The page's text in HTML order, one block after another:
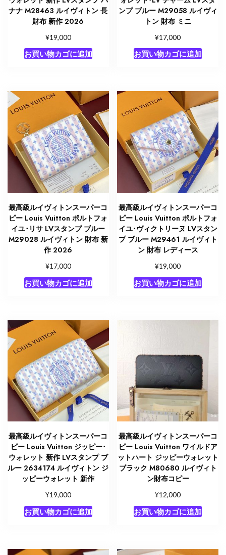
ナナ M28463 ルイヴィトン 長
財布 新作 2026
¥19,000
お買い物カゴに追加
ンプ ブルー M29058 ルイヴィ
トン 財布 ミニ
¥17,000
お買い物カゴに追加
最高級ルイヴィトンスーパーコ
ピー Louis Vuitton ポルトフォ
イユ･リサ LVスタンプ ブルー
M29028 ルイヴィトン 財布 新
作 2026
¥17,000
お買い物カゴに追加
最高級ルイヴィトンスーパーコ
ピー Louis Vuitton ポルトフォ
イユ･ヴィクトリーヌ LVスタン
プ ブルー M29461 ルイヴィト
ン 財布 レディース
¥19,000
お買い物カゴに追加
最高級ルイヴィトンスーパーコ
ピー Louis Vuitton ジッピー･
ウォレット 新作 LVスタンプ ブ
ルー 2634174 ルイヴィトン ジ
ッピーウォレット 新作
¥19,000
お買い物カゴに追加
最高級ルイヴィトンスーパーコ
ピー Louis Vuitton ワイルドア
ットハート ジッピーウォレット
ブラック M80680 ルイヴィト
ン財布コピー
¥12,000
お買い物カゴに追加